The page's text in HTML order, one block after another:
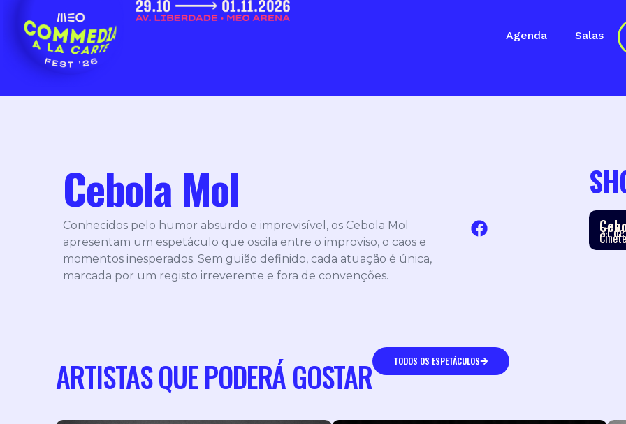
Agenda Salas
Cebola Mol
Conhecidos pelo humor absurdo e imprevisível, os Cebola Mol
apresentam um espetáculo que oscila entre o improviso, o caos e
momentos inesperados. Sem guião definido, cada atuação é única,
marcada por um registo irreverente e fora de convenções.
31
ARTISTAS QUE PODERÁ GOSTAR TODOS OS ESPETÁCULOS